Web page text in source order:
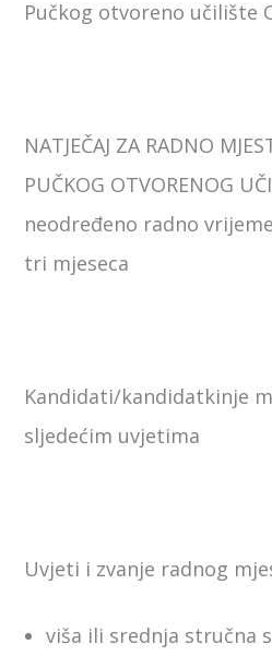
Pučkog otvoreno učilište
NATJEČAJ ZA RADNO
PUČKOG OTVORENOG
neodređeno radno
tri mjeseca
Kandidati/kandidatkinje
sljedećim uvjetima
Uvjeti i zvanje radnog
viša ili srednja stručna